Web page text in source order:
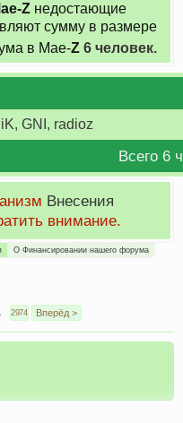
Zнедостающие
сумму в размере
в Мае-Z 6 человек.
GNI, radioz
Всего 6
Внесения
внимание.
О Финансировании нашего форума
2974 Вперёд >